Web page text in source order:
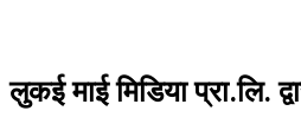
लुकई माई मिडिया प्रा.लि.